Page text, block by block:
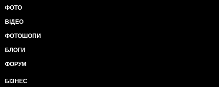
ФОТО
ВІДЕО
ФОТОШОПИ
БЛОГИ
ФОРУМ
БІЗНЕС